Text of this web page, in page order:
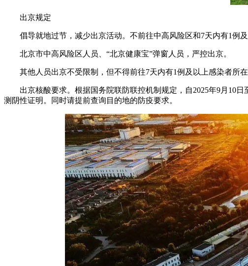
出京规定
倡导就地过节，减少出京活动。不前往中高风险区和7天内有1例
北京市中高风险区人员、“北京健康宝”弹窗人员，严控出京。
其他人员出京不受限制，但不得前往7天内有1例及以上感染者所在
出京核酸要求。根据国务院联防联控机制规定，自2025年9月10
测阴性证明。同时请提前查询目的地的防疫要求。